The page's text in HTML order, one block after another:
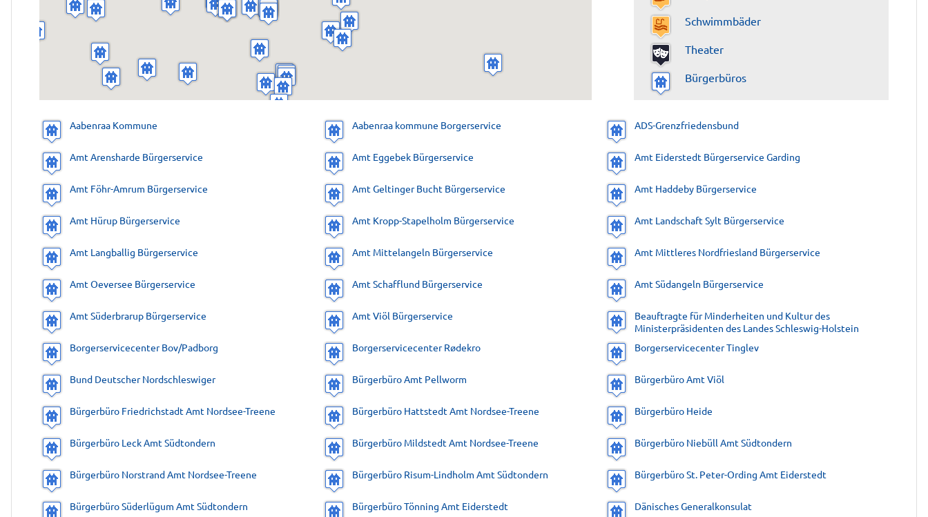
Schwimmbäder
Theater
Bürgerbüros
Aabenraa Kommune Aabenraa kommune Borgerservice ADS-Grenzfriedensbund
Amt Arensharde Bürgerservice Amt Eggebek Bürgerservice Amt Eiderstedt Bürgerservice Garding
Amt Föhr-Amrum Bürgerservice Amt Geltinger Bucht Bürgerservice Amt Haddeby Bürgerservice
Amt Hürup Bürgerservice Amt Kropp-Stapelholm Bürgerservice Amt Landschaft Sylt Bürgerservice
Amt Langballig Bürgerservice Amt Mittelangeln Bürgerservice Amt Mittleres Nordfriesland Bürgerservice
Amt Oeversee Bürgerservice Amt Schafflund Bürgerservice Amt Südangeln Bürgerservice
Amt Süderbrarup Bürgerservice Amt Viöl Bürgerservice
Beauftragte für Minderheiten und Kultur des
Ministerpräsidenten des Landes Schleswig-Holstein
Borgerservicecenter Bov/Padborg
Borgerservicecenter Rødekro Borgerservicecenter Tinglev
Bund Deutscher Nordschleswiger Bürgerbüro Amt Pellworm Bürgerbüro Amt Viöl
Bürgerbüro Friedrichstadt Amt Nordsee-Treene Bürgerbüro Hattstedt Amt Nordsee-Treene Bürgerbüro Heide
Bürgerbüro Leck Amt Südtondern Bürgerbüro Mildstedt Amt Nordsee-Treene Bürgerbüro Niebüll Amt Südtondern
Bürgerbüro Norstrand Amt Nordsee-Treene Bürgerbüro Risum-Lindholm Amt Südtondern Bürgerbüro St. Peter-Ording Amt Eiderstedt
Bürgerbüro Süderlügum Amt Südtondern Bürgerbüro Tönning Amt Eiderstedt Dänisches Generalkonsulat